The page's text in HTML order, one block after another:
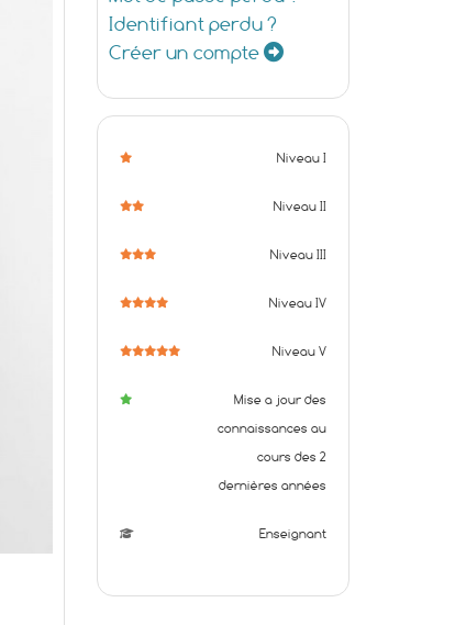
Identifiant perdu ?
Créer un compte
Niveau I
Niveau II
Niveau III
Niveau IV
Niveau V
Mise a jour des
connaissances au
cours des 2
dernières années
Enseignant